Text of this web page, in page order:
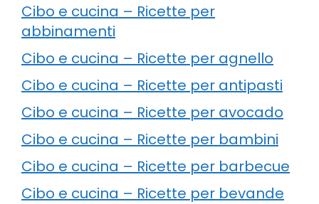
Cibo e cucina – Ricette per
abbinamenti
Cibo e cucina – Ricette per agnello
Cibo e cucina – Ricette per antipasti
Cibo e cucina – Ricette per avocado
Cibo e cucina – Ricette per bambini
Cibo e cucina – Ricette per barbecue
Cibo e cucina – Ricette per bevande